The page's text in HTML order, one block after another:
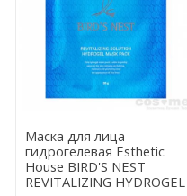
Маска для лица
гидрогелевая Esthetic
House BIRD'S NEST
REVITALIZING HYDROGEL